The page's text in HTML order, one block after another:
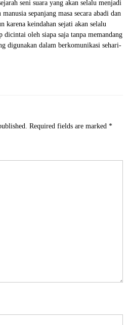
seni suara yang akan selalu menjadi
sepanjang masa secara abadi dan
karena keindahan sejati akan selalu
dicintai oleh siapa saja tanpa memandang
digunakan dalam berkomunikasi sehari-
Required fields are marked *